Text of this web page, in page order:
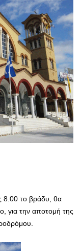
8.00 το βράδυ, θα
για την αποτομή της